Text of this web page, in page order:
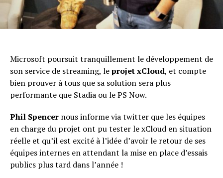
Microsoft poursuit tranquillement le développement de
son service de streaming, leprojet xCloud, et compte
bien prouver à tous que sa solution sera plus
performante que Stadia ou le PS Now.
Phil Spencer nous informe via twitter que les équipes
en charge du projet ont pu tester le xCloud en situation
réelle et qu’il est excité à l’idée d’avoir le retour de ses
équipes internes en attendant la mise en place d’essais
publics plus tard dans l’année !